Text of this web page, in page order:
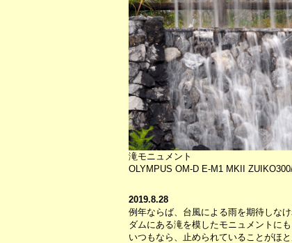
滝モニュメント
OLYMPUS OM-D E-M1 MKII
2019.8.28
例年ならば、台風による雨を期待しな
ダムにある滝を模したモニュメントに
いつもなら、止められていることがほと